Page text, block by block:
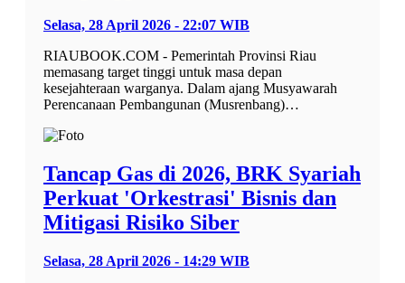
Selasa, 28 April 2026 - 22:07 WIB
RIAUBOOK.COM - Pemerintah Provinsi Riau
memasang target tinggi untuk masa depan
kesejahteraan warganya. Dalam ajang Musyawarah
Perencanaan Pembangunan (Musrenbang)…
Tancap Gas di 2026, BRK Syariah
Perkuat 'Orkestrasi' Bisnis dan
Mitigasi Risiko Siber
Selasa, 28 April 2026 - 14:29 WIB